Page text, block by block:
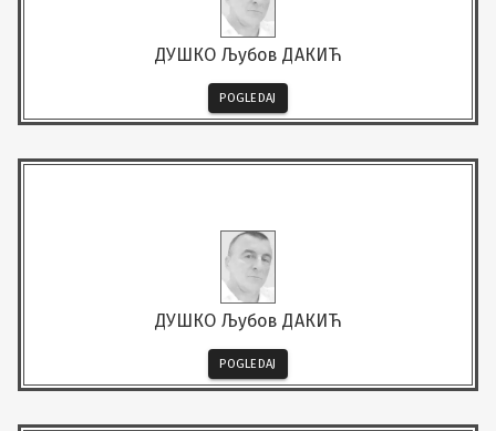
ДУШКО Љубов ДАКИЋ
POGLEDAJ
ДУШКО Љубов ДАКИЋ
POGLEDAJ